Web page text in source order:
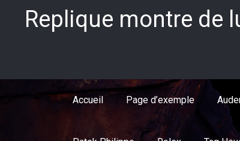
contentReplique montre de
Accueil Page d’exemple